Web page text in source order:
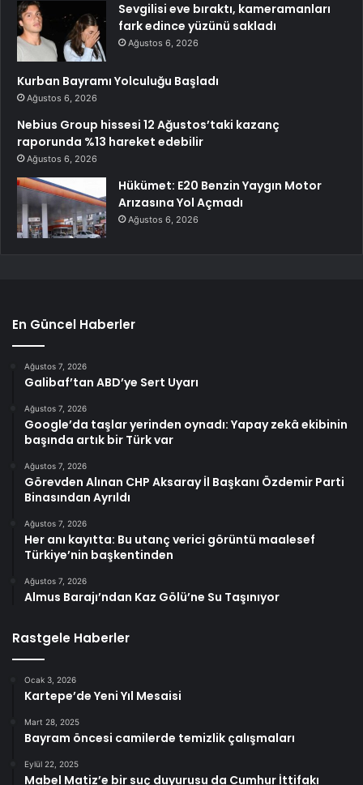
Sevgilisi eve bıraktı, kameramanları
fark edince yüzünü sakladı
Ağustos 6, 2026
Kurban Bayramı Yolculuğu Başladı
Ağustos 6, 2026
Nebius Group hissesi 12 Ağustos’taki kazanç
raporunda %13 hareket edebilir
Ağustos 6, 2026
Hükümet: E20 Benzin Yaygın Motor
Arızasına Yol Açmadı
Ağustos 6, 2026
En Güncel Haberler
Ağustos 7, 2026
Galibaf’tan ABD’ye Sert Uyarı
Ağustos 7, 2026
Google’da taşlar yerinden oynadı: Yapay zekâ ekibinin
başında artık bir Türk var
Ağustos 7, 2026
Görevden Alınan CHP Aksaray İl Başkanı Özdemir Parti
Binasından Ayrıldı
Ağustos 7, 2026
Her anı kayıtta: Bu utanç verici görüntü maalesef
Türkiye’nin başkentinden
Ağustos 7, 2026
Almus Barajı’ndan Kaz Gölü’ne Su Taşınıyor
Rastgele Haberler
Ocak 3, 2026
Kartepe’de Yeni Yıl Mesaisi
Mart 28, 2025
Bayram öncesi camilerde temizlik çalışmaları
Eylül 22, 2025
Mabel Matiz’e bir suç duyurusu da Cumhur İttifakı